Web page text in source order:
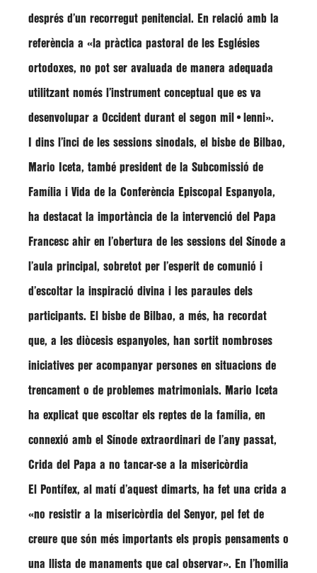
després d’un recorregut penitencial. En relació amb la
referència a «la pràctica pastoral de les Esglésies
ortodoxes, no pot ser avaluada de manera adequada
utilitzant només l’instrument conceptual que es va
desenvolupar a Occident durant el segon mil•lenni».
I dins l’inci de les sessions sinodals, el bisbe de Bilbao,
Mario Iceta, també president de la Subcomissió de
Família i Vida de la Conferència Episcopal Espanyola,
ha destacat la importància de la intervenció del Papa
Francesc ahir en l’obertura de les sessions del Sínode a
l’aula principal, sobretot per l’esperit de comunió i
d’escoltar la inspiració divina i les paraules dels
participants. El bisbe de Bilbao, a més, ha recordat
que, a les diòcesis espanyoles, han sortit nombroses
iniciatives per acompanyar persones en situacions de
trencament o de problemes matrimonials. Mario Iceta
ha explicat que escoltar els reptes de la família, en
connexió amb el Sínode extraordinari de l’any passat,
Crida del Papa a no tancar-se a la misericòrdia
El Pontífex, al matí d’aquest dimarts, ha fet una crida a
«no resistir a la misericòrdia del Senyor, pel fet de
creure que són més importants els propis pensaments o
una llista de manaments que cal observar». En l’homilia